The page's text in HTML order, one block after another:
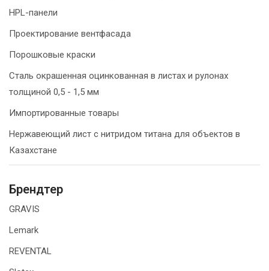
HPL-панели
Проектирование вентфасада
Порошковые краски
Сталь окрашенная оцинкованная в листах и рулонах
толщиной 0,5 - 1,5 мм
Импортированные товары
Нержавеющий лист с нитридом титана для объектов в
Казахстане
Брендтер
GRAVIS
Lemark
REVENTAL